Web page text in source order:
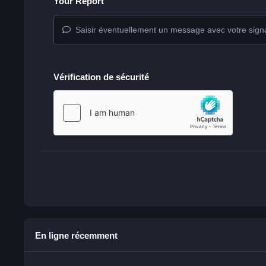
Saisir éventuellement un message avec votre
Vérification de sécurité
En ligne récemment